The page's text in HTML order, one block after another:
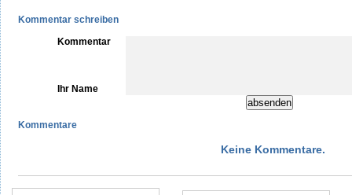
Kommentar schreiben
Kommentar
Ihr Name
Kommentare
Keine Kommentare.